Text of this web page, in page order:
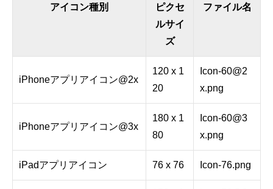
アイコン種別
ピクセ
ルサイ
ズ
ファイル名
iPhoneアプリアイコン@2x
120 x 1
20
Icon-60@2
x.png
iPhoneアプリアイコン@3x
180 x 1
80
Icon-60@3
x.png
iPadアプリアイコン 76 x 76 Icon-76.png